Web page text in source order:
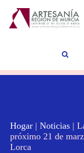
Hogar | Noticias |
próximo 21 de
Lorca